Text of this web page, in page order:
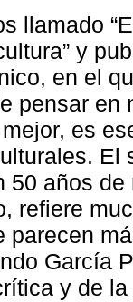
llamado
y
en el
pensar en
es
El
50 años
refiere
parecen
García
y de